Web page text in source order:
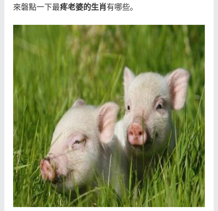
來磐點一下最疼老婆的生肖有哪些。